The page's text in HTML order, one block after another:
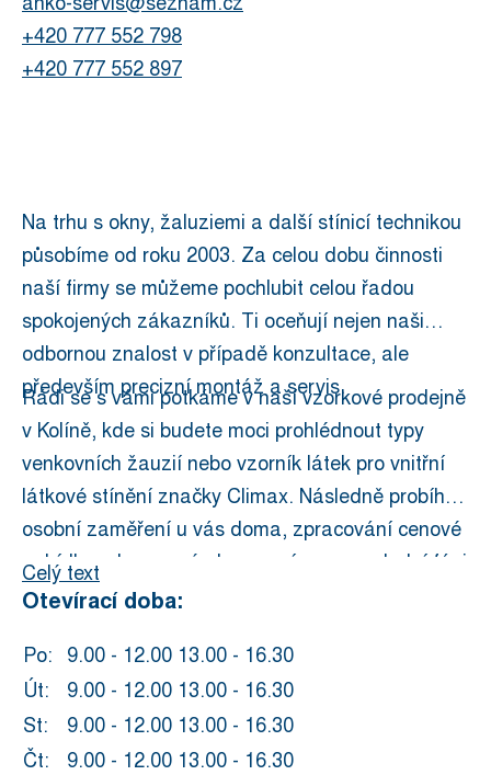
+420 777 552 798
+420 777 552 897
Na trhu s okny, žaluziemi a další stínicí technikou
působíme od roku 2003. Za celou dobu činnosti
naší firmy se můžeme pochlubit celou řadou
spokojených zákazníků. Ti oceňují nejen naši
odbornou znalost v případě konzultace, ale
především precizní montáž a servis.
Rádi se s vámi potkáme v naší vzorkové prodejně
v Kolíně, kde si budete moci prohlédnout typy
venkovních žauzií nebo vzorník látek pro vnitřní
látkové stínění značky Climax. Následně probíhá
osobní zaměření u vás doma, zpracování cenové
nabídky zdarma, výroba na míru a v poslední fázi
montáž našimi odborníky.
Celý text
Otevírací doba:
Po: 9.00 - 12.00 13.00 - 16.30
Út:
9.00 - 12.00 13.00 - 16.30
St:
9.00 - 12.00 13.00 - 16.30
Čt:
9.00 - 12.00 13.00 - 16.30